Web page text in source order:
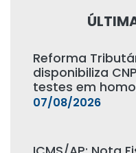
Reforma
disponibiliza
testes em
07/08/2026